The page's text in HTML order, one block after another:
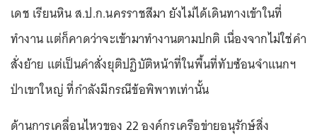
เดช เรียนหิน ส.ป.ก.นครราชสีมา ยังไม่ได้เดินทางเข้าในที่
ทำงาน แต่ก็คาดว่าจะเข้ามาทำงานตามปกติ เนื่องจากไม่ใช่คำ
สั่งย้าย แต่เป็นคำสั่งยุติปฏิบัติหน้าที่ในพื้นที่ทับซ้อนจำแนกฯ
ป่าเขาใหญ่ ที่กำลังมีกรณีข้อพิพาทเท่านั้น
ด้านการเคลื่อนไหวของ 22 องค์กรเครือข่ายอนุรักษ์สิ่ง